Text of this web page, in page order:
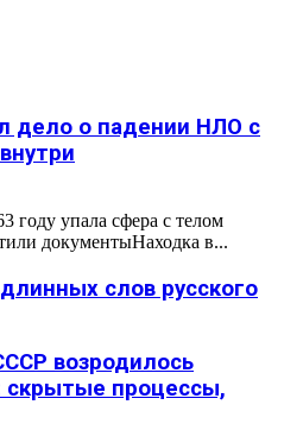
дело о падении НЛО с
году упала сфера с телом
документыНаходка в...
слов русского
возродилось
скрытые процессы,